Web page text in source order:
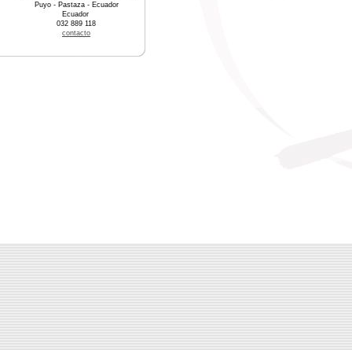
Puyo - Pastaza - Ecuador
Ecuador
032 889 118
contacto